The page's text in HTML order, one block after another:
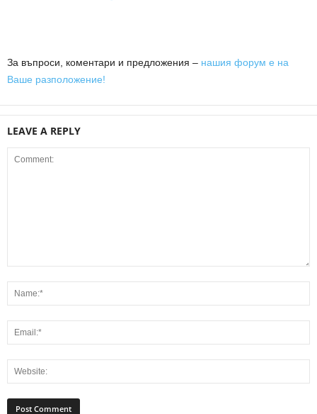
За въпроси, коментари и предложения – нашия форум е на
Ваше разположение!
LEAVE A REPLY